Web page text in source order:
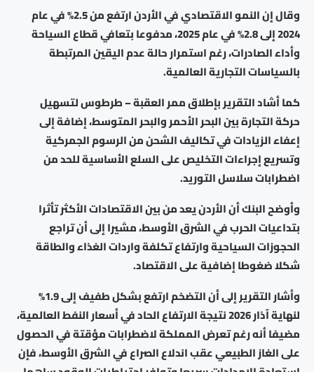
وقال إن النمو الاقتصادي في الأردن ارتفع من 2.5% في عام
2024 إلى 2.8% في عام 2025، مدفوعا بتعافي قطاع السياحة
وأداء الصادرات، رغم استمرار حالة عدم اليقين المرتبطة
بالسياسات التجارية العالمية.
كما أشاد التقرير بإطلاق ممر العقبة – طرطوس لتسهيل
حركة التجارة بين البحر الأحمر والبحر المتوسط، إضافة إلى
إعفاء الزيادات في تكاليف الشحن من الرسوم الجمركية
وتسريع إجراءات التخليص على السلع الأساسية للحد من
اضطرابات سلاسل التوريد.
وأوضح البنك أن الأردن يعد من بين الاقتصادات الأكثر تأثرا
بتداعيات الحرب في الشرق الأوسط، مشيرا إلى أن تراجع
الحجوزات السياحية وارتفاع تكلفة واردات الغذاء والطاقة
شكلا ضغوطا إضافية على الاقتصاد.
وأشار التقرير إلى أن التضخم ارتفع بشكل طفيف إلى 1.9%
لنهاية آذار 2026 نتيجة الارتفاع الحاد في أسعار النفط العالمية،
مضيفا أنه رغم تعرض المملكة لاضطرابات مؤقتة في الحصول
على الغاز الطبيعي عقب اندلاع الصراع في الشرق الأوسط، فإن